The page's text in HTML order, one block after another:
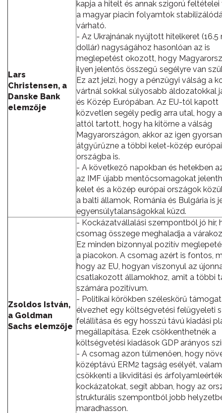
Lars
Christensen, a
Danske Bank
elemzője
kapja a hitelt és annak szigorú feltételei
a magyar piacin folyamtok
várható.
- Az Ukrajnának nyújtott hitelkeret (16.5
dollár) nagyságához hasonlóan az is
meglepetést okozott, hogy
ilyen jelentős összegű segélyre van
Ez azt jelzi, hogy a pénzügyi válság a
vártnál sokkal súlyosabb áldozatokkal
és Közép Európában. Az EU-tól kapott
közvetlen segély pedig arra utal, hogy
attól tartott, hogy ha kitörne a válság
Magyarországon, akkor az igen gyorsan
átgyűrűzne a többi kelet-közép európai
országba is.
- A következő napokban és hetekben
az IMF újabb mentőcsomagokat
kelet és a közép európai országok
a balti államok, Románia és Bulgária is
egyensúlytalanságokkal küzd.
Zsoldos István,
a Goldman
Sachs elemzője
- Kockázatvállalási szempontból jó hír,
csomag összege meghaladja a
Ez minden bizonnyal pozitív
a piacokon. A csomag azért is fontos,
hogy az EU, hogyan viszonyul az
csatlakozott államokhoz, amit a többi
számára pozitívum.
- Politikai körökben széleskörű
élvezhet egy költségvetési felügyeleti
felállítása és egy hosszú távú kiadási
megállapítása. Ezek csökkenthetnék a
költségvetési kiadások GDP arányos
- A csomag azon túlmenően, hogy
középtávú ERM2 tagság esélyét,
csökkenti a likviditási és
kockázatokat, segít abban, hogy az
strukturális szempontból jobb
maradhasson.